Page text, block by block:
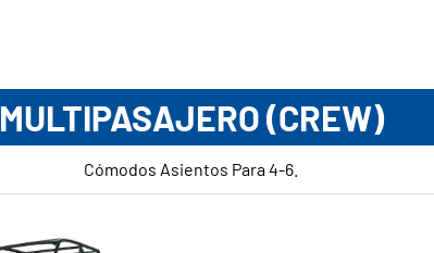
MULTIPASAJERO (CREW)
Cómodos Asientos Para 4-6.